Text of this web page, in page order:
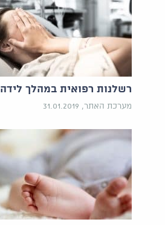
רשלנות רפואית במהלך לידה
מערכת האתר, 31.01.2019